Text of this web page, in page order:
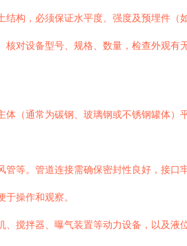
构，必须保证水平度、强度及预埋件
对设备型号、规格、数量，检查外观有
体（通常为碳钢、玻璃钢或不锈钢罐体
管等。管道连接需确保密封性良好，接
操作和观察。
、搅拌器、曝气装置等动力设备，以及